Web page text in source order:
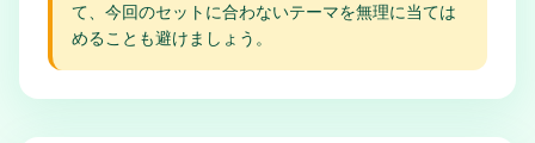
て、今回のセットに合わないテーマを無理に当ては
めることも避けましょう。